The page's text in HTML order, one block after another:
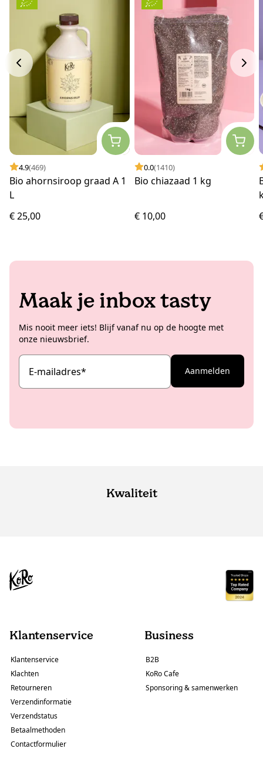
4.9(469)
Bio ahornsiroop graad A 1
L
€ 25,00
0.0(1410)
Bio chiazaad 1 kg
€ 10,00
Maak je inbox tasty
Mis nooit meer iets! Blijf vanaf nu op de hoogte met
onze nieuwsbrief.
E-mailadres* Aanmelden
Kwaliteit
Klantenservice
Klantenservice
Klachten
Retourneren
Verzendinformatie
Verzendstatus
Betaalmethoden
Contactformulier
Business
B2B
KoRo Cafe
Sponsoring & samenwerken